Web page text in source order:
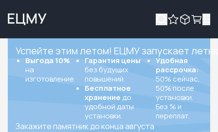
Успейте этим летом! ЕЦМУ запускает
Выгода 10%
на
изготовление.
Гарантия цены
без будущих
повышений.
Бесплатное
хранение до
удобной даты
установки.
Удобная
рассрочка:
50% сейчас,
50% после
установки.
Без % и
переплат.
Закажите памятник до конца августа